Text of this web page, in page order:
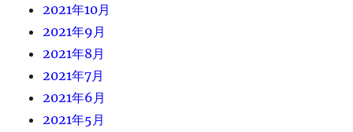
2021年10月
2021年9月
2021年8月
2021年7月
2021年6月
2021年5月